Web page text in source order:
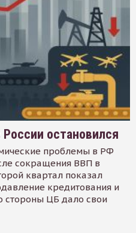
остановился
проблемы в РФ
сокращения ВВП в
квартал показал
кредитования и
стороны ЦБ дало свои